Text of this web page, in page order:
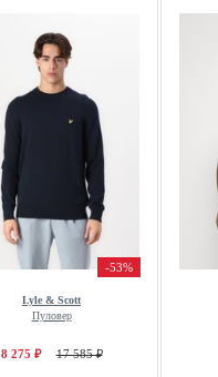
-53%
Lyle & Scott
Пуловер
8 275 ₽ 17 585 ₽